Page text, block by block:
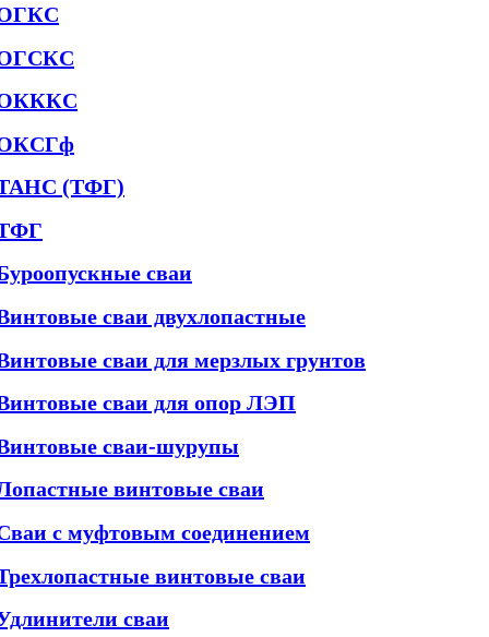
(ТФГ)
сваи
сваи двухлопастные
сваи для мерзлых грунтов
сваи для опор ЛЭП
сваи-шурупы
винтовые сваи
с муфтовым соединением
винтовые сваи
сваи